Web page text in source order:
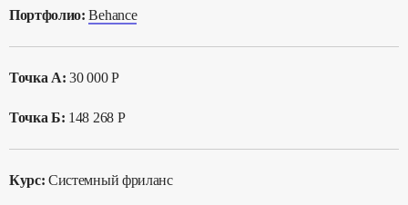
Портфолио:Behance
Точка А: 30 000 Р
Точка Б: 148 268 Р
Курс:Системный фриланс